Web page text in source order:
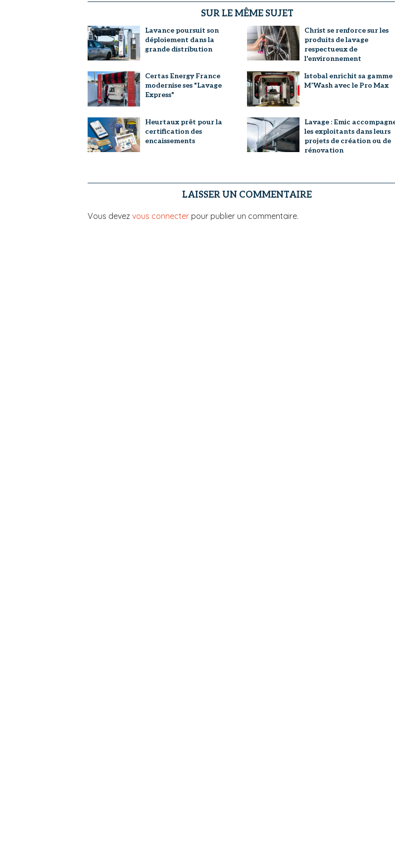
SUR LE MÊME SUJET
Lavance poursuit son
déploiement dans la
grande distribution
Christ se renforce sur les
produits de lavage
respectueux de
l'environnement
Certas Energy France
modernise ses "Lavage
Express"
Istobal enrichit sa gamme
M’Wash avec le Pro Max
Heurtaux prêt pour la
certification des
encaissements
Lavage : Emic
les exploitants dans leurs
projets de création ou de
rénovation
LAISSER UN COMMENTAIRE
Vous devez vous connecter pour publier un commentaire.